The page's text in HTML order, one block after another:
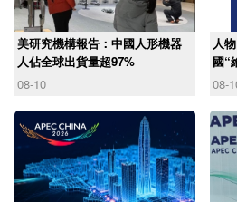
美研究機構報告：中國人形機器
人佔全球出貨量超97%
08-10
人
國“
08-